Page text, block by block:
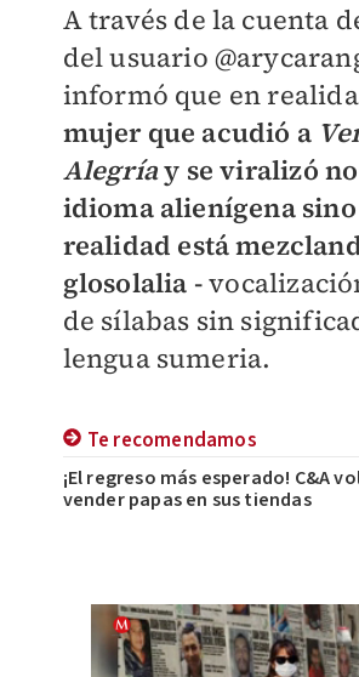
A través de la cuenta
del usuario
informó que en
mujer que acudió a
Alegríay se viralizó
idioma alienígena
realidad está
glosolalia -
de sílabas sin
lengua sumeria.
Te recomendamos
¡El regreso más esperado! C&A
vender papas en sus tiendas